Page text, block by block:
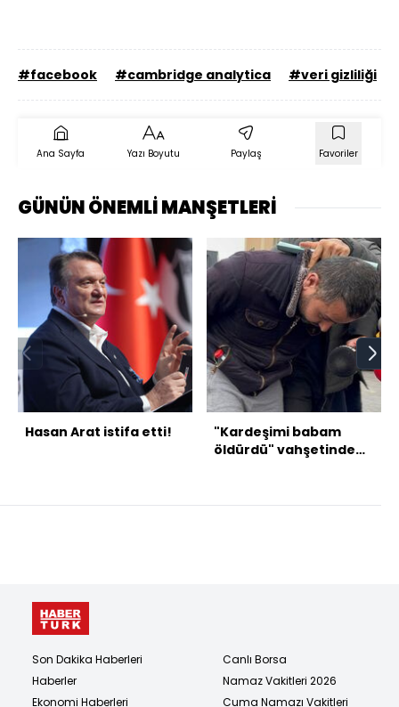
#facebook #cambridge analytica #veri gizliliği
Ana Sayfa Yazı Boyutu Paylaş Favoriler
GÜNÜN ÖNEMLİ MANŞETLERİ
Hasan Arat istifa etti!
"Kardeşimi babam
öldürdü" vahşetinde
Son Dakika Haberleri
Haberler
Ekonomi Haberleri
Canlı Borsa
Namaz Vakitleri 2026
Cuma Namazı Vakitleri